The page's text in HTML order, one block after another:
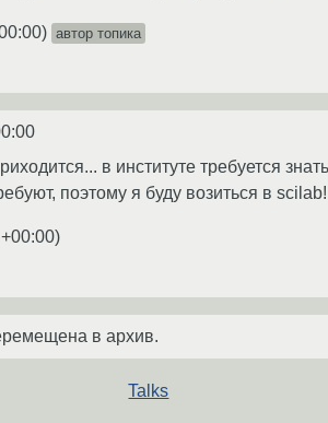
) автор топика
в институте требуется
поэтому я буду возиться в scilab!
)
в архив.
Talks